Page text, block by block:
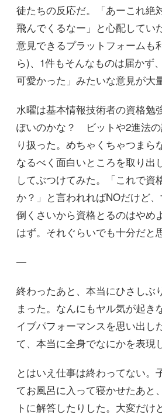
徒たちの反応だ。「あーこれ絶
飛んでくるなー」と心配してい
意見できるプラットフォームも
ら)、1件もそんなものは届かず
可愛かった」みたいな意見が大
水曜は基本情報技術者の資格勉
ぽいのかな？ ビットや2進法の
り扱った。めちゃくちゃつまら
なるべく面白いところを取り出
してぶつけてみた。「これで資
か？」と言われればNOだけど
倒くさいから資格とるのはやめ
はず。それぐらいでも十分だと
—
終わったあと、本当にひさしぶ
まった。なんにもヤル気が起き
イブパフォーマンスを思い出し
て、本当に全身でなにかを表現
とはいえ仕事は終わってない。
てお風呂に入って寝かせたあと
トに解答したりした。大変だけ